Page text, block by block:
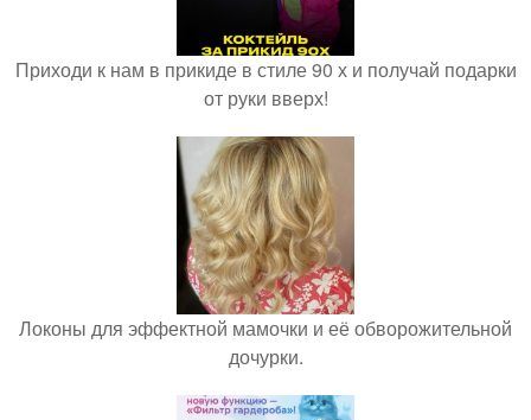
Приходи к нам в прикиде в стиле 90 х и получай подарки
от руки вверх!
Локоны для эффектной мамочки и её обворожительной
дочурки.